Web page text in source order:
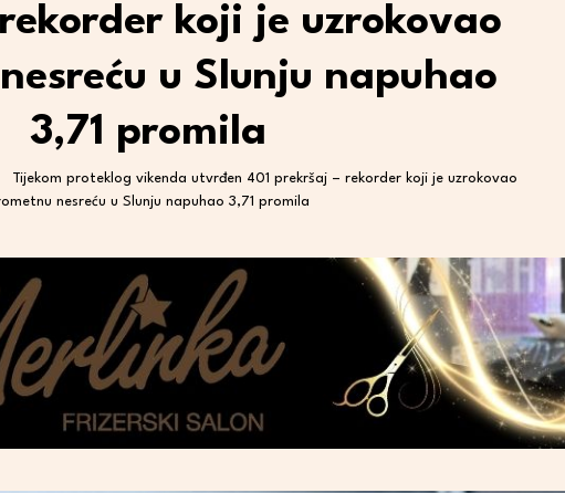
koji je uzrokovao
u Slunju napuhao
3,71 promila
Tijekom proteklog vikenda utvrđen 401 prekršaj – rekorder koji je uzrokovao
nesreću u Slunju napuhao 3,71 promila